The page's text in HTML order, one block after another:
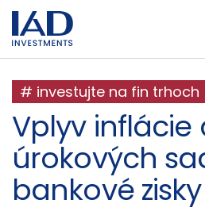
Prejsť na hlavný obsah
# investujte na fin trhoch
Vplyv inflácie
úrokových
bankové zisky